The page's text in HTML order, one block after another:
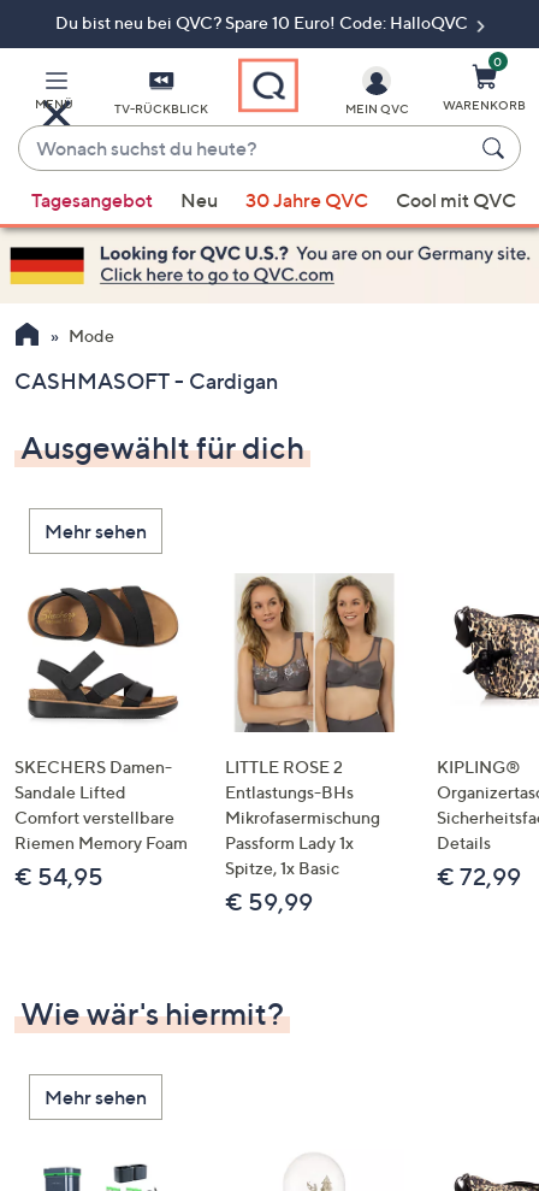
Du bist neu bei QVC? Spare 10 Euro! Code: HalloQVC
MENÜ TV-RÜCKBLICK
Wonach
suchst
du
heute?
Vorschläge
verfügbar
sind,
verwenden
Sie
Pfeiltasten
oben
und
nach
unten
oder
wischen
Sie
Touch-
Geräten
links
bzw.
rechts,
um
diese
MEIN QVC
0
WARENKORB
Tagesangebot Neu 30 Jahre QVC Cool mit QVC
Mode
CASHMASOFT - Cardigan
Ausgewählt für dich
Mehr sehen
SKECHERS Damen-
Sandale Lifted
Comfort verstellbare
Riemen Memory Foam
€ 54,95
LITTLE ROSE 2
Entlastungs-BHs
Mikrofasermischung
Passform Lady 1x
Spitze, 1x Basic
€ 59,99
KIPLING®
Details
€ 72,99
Wie wär's hiermit?
Mehr sehen